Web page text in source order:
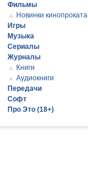
Фильмы
▲ Новинки кинопроката
Игры
Музыка
Сериалы
Журналы
▲ Книги
▲ Аудиокниги
Передачи
Софт
Про Это (18+)